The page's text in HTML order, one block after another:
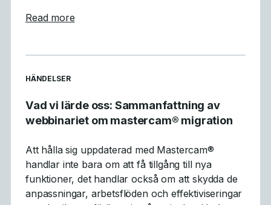
Read moreabout Varför GPU-simulering är ett
READ MORE ARTICLES ABOUT
HÄNDELSER
Vad vi lärde oss: Sammanfattning av
webbinariet om mastercam® migration
Att hålla sig uppdaterad med Mastercam®
handlar inte bara om att få tillgång till nya
funktioner, det handlar också om att skydda de
anpassningar, arbetsflöden och effektiviseringar